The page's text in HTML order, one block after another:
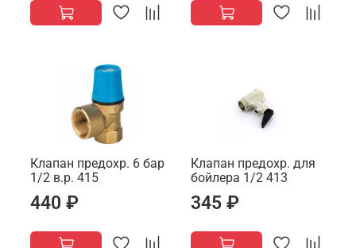
Клапан предохр. 6 бар
1/2 в.р. 415
440 ₽
Клапан предохр. для
бойлера 1/2 413
345 ₽